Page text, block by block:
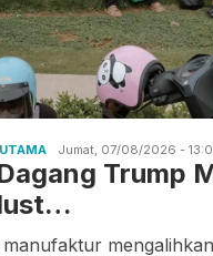
Jumat, 07/08/2026 -
Trump